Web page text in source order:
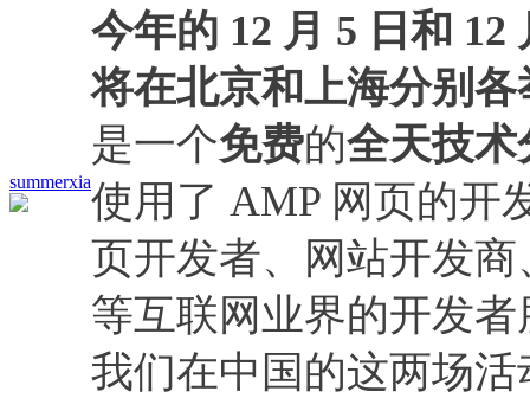
summerxia
今年的 12 月 5 日和 12
将在北京和上海分别
是一个免费的全天技术
使用了 AMP 网页的开
页开发者、网站开发
等互联网业界的开发
我们在中国的这两场活